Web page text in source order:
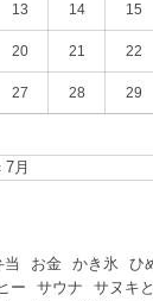
13 14 15
20 21 22
27 28 29
7月
当 お金 かき氷 ひ
ー サウナ
サヌキ